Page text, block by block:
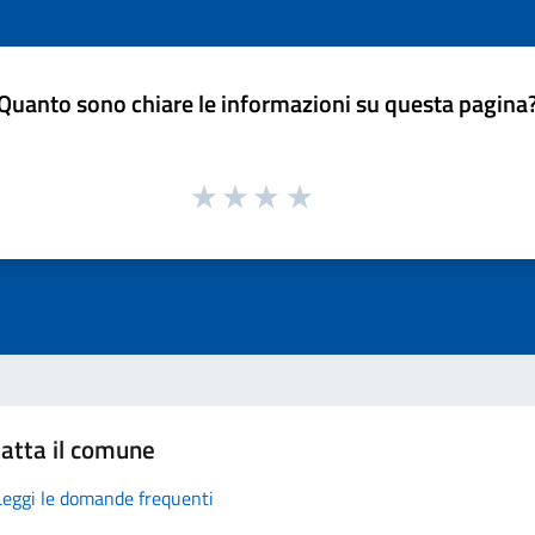
sono chiare le informazioni su questa
il comune
le domande frequenti